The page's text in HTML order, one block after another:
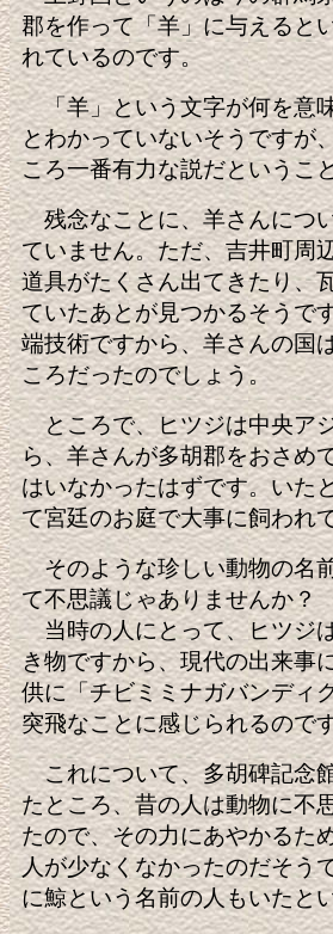
郡を作って「羊」に与えると
れているのです。
「羊」という文字が何を意
とわかっていないそうですが
ころ一番有力な説だというこ
残念なことに、羊さんにつ
ていません。ただ、吉井町周
道具がたくさん出てきたり、
ていたあとが見つかるそうで
端技術ですから、羊さんの国
ころだったのでしょう。
ところで、ヒツジは中央ア
ら、羊さんが多胡郡をおさめ
はいなかったはずです。いた
て宮廷のお庭で大事に飼われ
そのような珍しい動物の名
て不思議じゃありませんか？
当時の人にとって、ヒツジ
き物ですから、現代の出来事
供に「チビミミナガバンディ
突飛なことに感じられるので
これについて、多胡碑記念
たところ、昔の人は動物に不
たので、その力にあやかるた
人が少なくなかったのだそう
に鯨という名前の人もいたと